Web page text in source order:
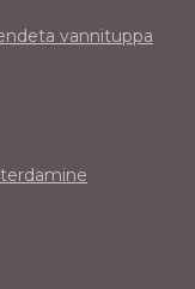
vannituppa